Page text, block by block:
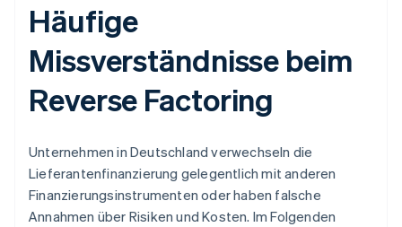
Häufige
Missverständnisse beim
Reverse Factoring
Unternehmen in Deutschland verwechseln die
Lieferantenfinanzierung gelegentlich mit anderen
Finanzierungsinstrumenten oder haben falsche
Annahmen über Risiken und Kosten. Im Folgenden